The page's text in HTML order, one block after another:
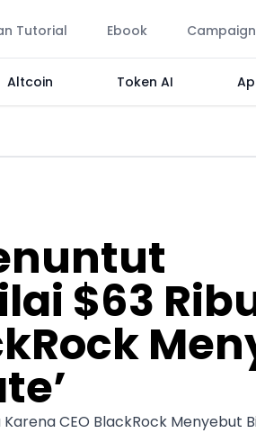
Tutorial Ebook Campaign
Altcoin Token AI
$63
CEO BlackRock Menyebut